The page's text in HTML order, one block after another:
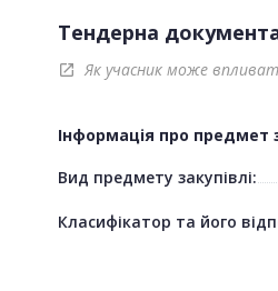
Тендерна
open_in_new Як учасник може
Інформація про предмет
Вид предмету закупівлі:
Класифікатор та його